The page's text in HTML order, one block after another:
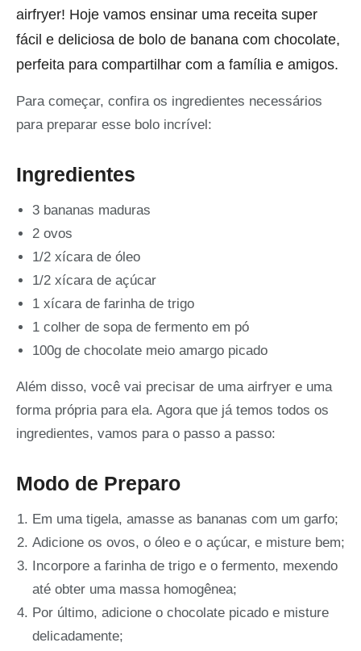
airfryer! Hoje vamos ensinar uma receita super
fácil e deliciosa de bolo de banana com chocolate,
perfeita para compartilhar com a família e amigos.
Para começar, confira os ingredientes necessários
para preparar esse bolo incrível:
Ingredientes
3 bananas maduras
2 ovos
1/2 xícara de óleo
1/2 xícara de açúcar
1 xícara de farinha de trigo
1 colher de sopa de fermento em pó
100g de chocolate meio amargo picado
Além disso, você vai precisar de uma airfryer e uma
forma própria para ela. Agora que já temos todos os
ingredientes, vamos para o passo a passo:
Modo de Preparo
Em uma tigela, amasse as bananas com um garfo;
Adicione os ovos, o óleo e o açúcar, e misture bem;
Incorpore a farinha de trigo e o fermento, mexendo
até obter uma massa homogênea;
Por último, adicione o chocolate picado e misture
delicadamente;